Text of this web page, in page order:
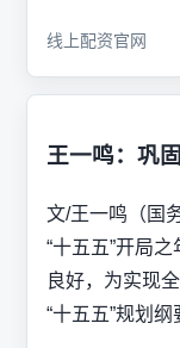
线上配资官网
王一鸣：巩
文/王一鸣（国
“十五五”开局
良好，为实现
“十五五”规划